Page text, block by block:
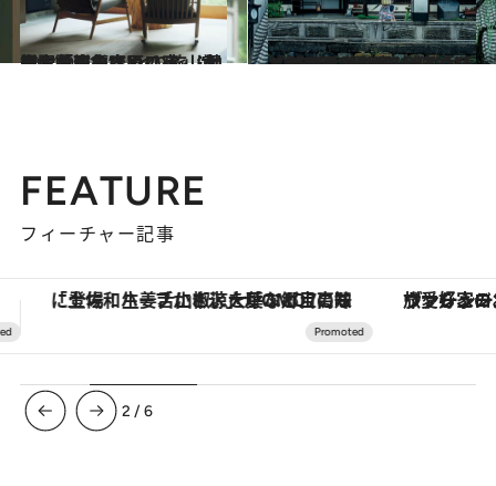
2024.9.21
栃木「那須高原の宿 山水閣」を中心にめぐる、“温泉と暮らす”ひとり旅。地元に愛されるカフェ、道の駅、雑貨店
旅＆お出かけ 2024.9.22
100年前の景観を残す兵庫「城崎温泉」“町全体でひとつの宿”だから、連泊して町めぐりを楽しみたい
旅＆お出かけ
FEATURE
フィーチャー記事
ヴァシュロン・コンスタンタン「オーヴァーシーズ・オートマティック」。旅愛好家のお気に入りコレクションから、ジェンダーレスな新作が登場
3 /6